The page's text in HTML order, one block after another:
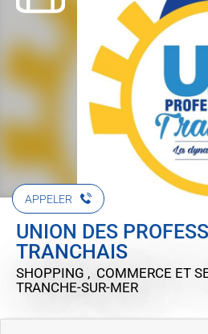
APPELER
UNION DES
TRANCHAIS
SHOPPING , COMMERCE ET
TRANCHE-SUR-MER